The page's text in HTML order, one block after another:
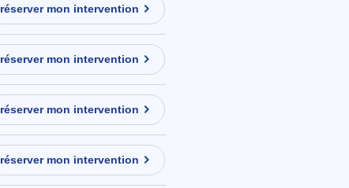
réserver mon intervention
réserver mon intervention
réserver mon intervention
réserver mon intervention